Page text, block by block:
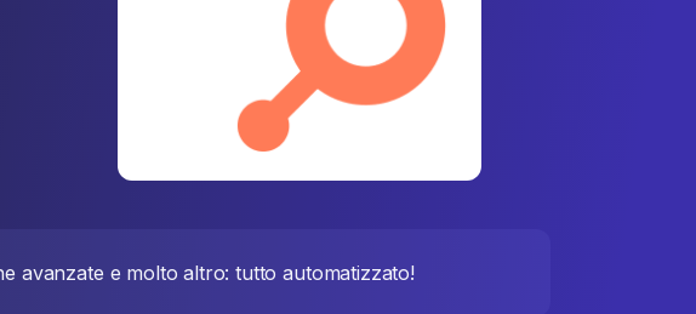
avanzate e molto altro: tutto automatizzato!